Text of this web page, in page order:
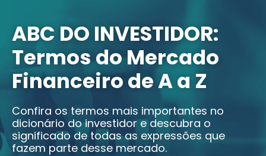
ABC DO INVESTIDOR:
Termos do Mercado
Financeiro de A a Z
Confira os termos mais importantes no
dicionário do investidor e descubra o
significado de todas as expressões que
fazem parte desse mercado.